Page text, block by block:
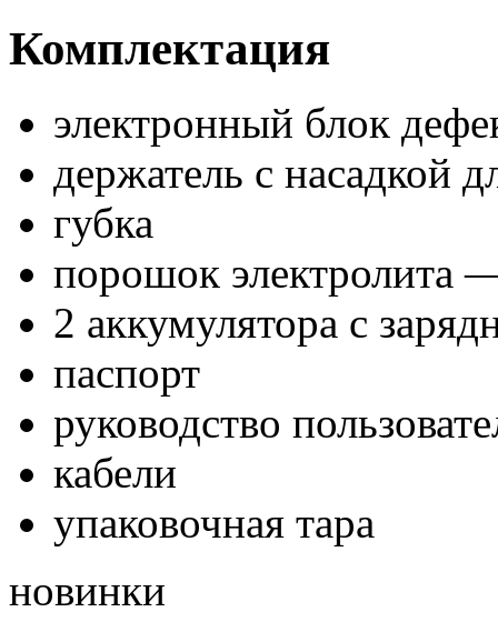
Комплектация
электронный блок
держатель с насадкой
губка
порошок электролита
2 аккумулятора с
паспорт
руководство
кабели
упаковочная тара
новинки